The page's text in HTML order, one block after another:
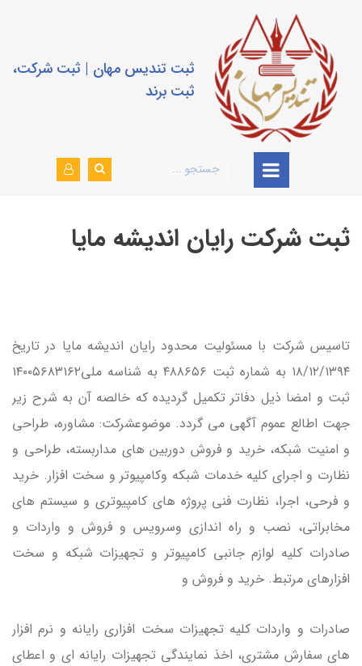
ثبت تندیس مهان | ثبت شرکت،
ثبت برند
ثبت شرکت رایان اندیشه مایا
تاسيس شركت با مسئوليت محدود رايان انديشه مايا در تاريخ
۱۸/۱۲/۱۳۹۴ به شماره ثبت ۴۸۸۶۵۶ به شناسه ملي۱۴۰۰۵۶۸۳۱۶۲
ثبت و امضا ذيل دفاتر تكميل گرديده كه خالصه آن به شرح زير
جهت اطالع عموم آگهي مي گردد. موضوعشركت: مشاوره، طراحي
و امنيت شبكه، خريد و فروش دوربين هاي مداربسته، طراحي و
نظارت و اجراي كليه خدمات شبكه وكامپيوتر و سخت افزار. خريد
و فرحي، اجرا، نظارت فني پروژه هاي كامپيوتري و سيستم هاي
مخابراتي، نصب و راه اندازي وسرويس و فروش و واردات و
صادرات كليه لوازم جانبي كامپيوتر و تجهيزات شبكه و سخت
افزارهاي مرتبط. خريد و فروش و
صادرات و واردات كليه تجهيزات سخت افزاري رايانه و نرم افزار
هاي سفارش مشتري، اخذ نمايندگي تجهيزات رايانه اي و اعطاي